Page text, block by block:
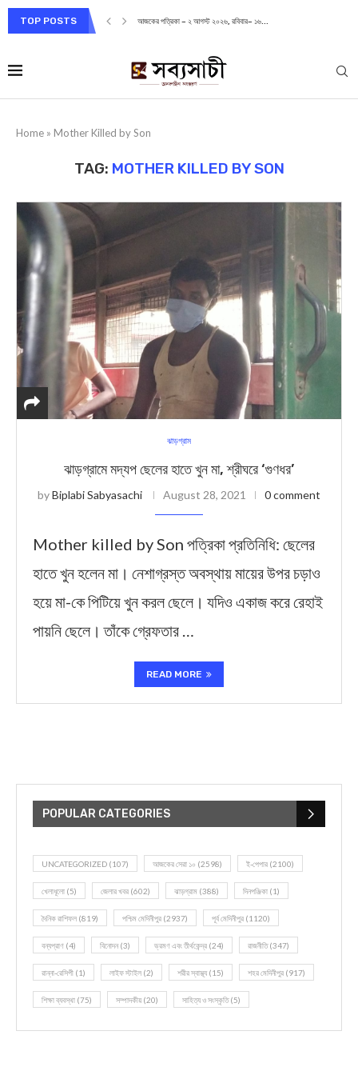
TOP POSTS আজকের পত্রিকা – ২ আগস্ট ২০২৬, রবিবার– ১৬...
Home » Mother Killed by Son
TAG: MOTHER KILLED BY SON
ঝাড়গ্রাম
ঝাড়গ্রামে মদ্যপ ছেলের হাতে খুন মা, শ্রীঘরে ‘গুণধর’
byBiplabi Sabyasachi August 28, 2021 0 comment
Mother killed by Son পত্রিকা প্রতিনিধি: ছেলের
হাতে খুন হলেন মা। নেশাগ্রস্ত অবস্থায় মায়ের উপর চড়াও
হয়ে মা-কে পিটিয়ে খুন করল ছেলে। যদিও একাজ করে রেহাই
পায়নি ছেলে। তাঁকে গ্রেফতার …
READ MORE
POPULAR CATEGORIES
UNCATEGORIZED (107) আজকের সেরা ১০ (2598) ই-পেপার (2100)
খেলাধূলো (5) জেলার খবর (602) ঝাড়গ্রাম (388) দিনপঞ্জিকা (1)
দৈনিক রাশিফল (819) পশ্চিম মেদিনীপুর (2937) পূর্ব মেদিনীপুর (1120)
বন্যপ্রাণ (4) বিনোদন(3) ভ্রমণ এবং তীর্থকেন্দ্র (24) রাজনীতি(347)
রান্না-রেসিপী (1) লাইফ স্টাইল (2) শরীর স্বাস্থ্য (15) শহর মেদিনীপুর (917)
শিক্ষা ব্যবস্থা (75) সম্পাদকীয় (20) সাহিত্য ও সংস্কৃতি(5)